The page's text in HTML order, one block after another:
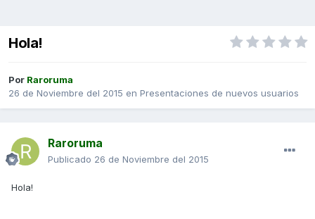
Hola!
Por Raroruma
26 de Noviembre del 2015 en Presentaciones de nuevos usuarios
Raroruma
Publicado 26 de Noviembre del 2015
Hola!